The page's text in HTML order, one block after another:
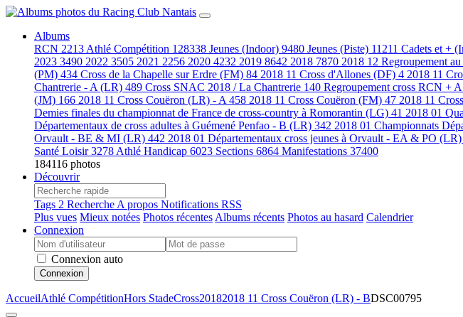
Albums
RCN 2213 Athlé Compétition 128338 Jeunes (Indoor) 9480 Jeunes (Piste) 11211 Cadets et +
2023 3490 2022 3505 2021 2256 2020 4232 2019 8642 2018 7870 2018 12 Regroupement
(PM) 434 Cross de la Chapelle sur Erdre (FM) 84 2018 11 Cross d'Allones (DF) 4 2018 11
Chantrerie - A (LR) 489 Cross SNAC 2018 / La Chantrerie 140 Regroupement cross RCN +
(JM) 166 2018 11 Cross Couëron (LR) - A 458 2018 11 Cross Couëron (FM) 47 2018 11
Demies finales du championnat de France de cross-country à Romorantin (LG) 41 2018 01
Départementaux de cross adultes à Guémené Penfao - B (LR) 342 2018 01 Championnats
Orvault - BE & MI (LR) 442 2018 01 Départementaux cross jeunes à Orvault - EA & PO (LR)
Santé Loisir3278 Athlé Handicap 6023 Sections 6864 Manifestations 37400
184116 photos
Découvrir
Tags 2 Recherche A propos Notifications RSS
Plus vues Mieux notées Photos récentes Albums récents Photos au hasard Calendrier
Connexion
Connexion auto
Connexion
AccueilAthlé CompétitionHors StadeCross20182018 11 Cross Couëron (LR) - BDSC00795